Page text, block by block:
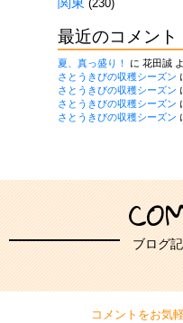
(230)
最近のコメント
夏、真っ盛り！ に 花田誠
さとうきびの収穫シーズン
さとうきびの収穫シーズン
さとうきびの収穫シーズン
さとうきびの収穫シーズン
ブログ
コメントをお気